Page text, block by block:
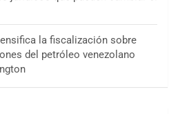
la fiscalización sobre
del petróleo venezolano